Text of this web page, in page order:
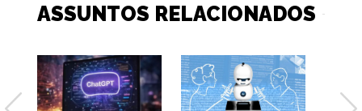
ASSUNTOS RELACIONADOS